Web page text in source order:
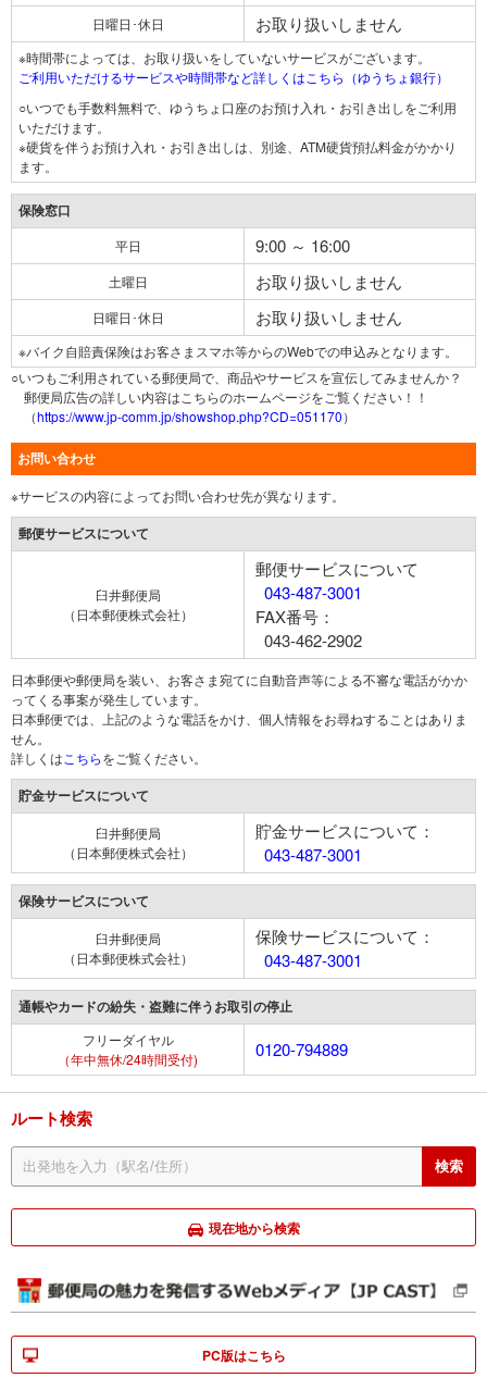
日曜日･休日 お取り扱いしません
※時間帯によっては、お取り扱いをしていないサービスがございます。
ご利用いただけるサービスや時間帯など詳しくはこちら（ゆうちょ銀行）
○いつでも手数料無料で、ゆうちょ口座のお預け入れ・お引き出しをご利用
いただけます。
※硬貨を伴うお預け入れ・お引き出しは、別途、ATM硬貨預払料金がかかり
ます。
保険窓口
平日 9:00 ～ 16:00
土曜日 お取り扱いしません
日曜日･休日 お取り扱いしません
※バイク自賠責保険はお客さまスマホ等からのWebでの申込みとなります。
○いつもご利用されている郵便局で、商品やサービスを宣伝してみませんか？
郵便局広告の詳しい内容はこちらのホームページをご覧ください！！
（https://www.jp-comm.jp/showshop.php?CD=051170）
お問い合わせ
※サービスの内容によってお問い合わせ先が異なります。
郵便サービスについて
臼井郵便局
（日本郵便株式会社）
郵便サービスについて
043-487-3001
FAX番号：
043-462-2902
日本郵便や郵便局を装い、お客さま宛てに自動音声等による不審な電話がかか
ってくる事案が発生しています。
日本郵便では、上記のような電話をかけ、個人情報をお尋ねすることはありま
せん。
詳しくは こちらをご覧ください。
貯金サービスについて
臼井郵便局
（日本郵便株式会社）
貯金サービスについて：
043-487-3001
保険サービスについて
臼井郵便局
（日本郵便株式会社）
保険サービスについて：
043-487-3001
通帳やカードの紛失・盗難に伴うお取引の停止
フリーダイヤル
（年中無休/24時間受付)
0120-794889
ルート検索
現在地から検索
PC版はこちら